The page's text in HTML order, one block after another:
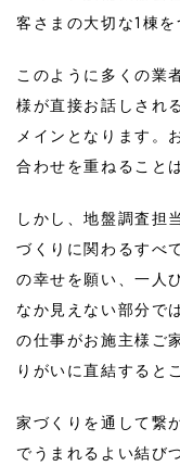
客さまの大切な1棟を
このように多くの業
様が直接お話しされ
メインとなります。
合わせを重ねること
しかし、地盤調査担
づくりに関わるすべ
の幸せを願い、一人
なか見えない部分で
の仕事がお施主様ご
りがいに直結すると
家づくりを通して繋
でうまれるよい結び